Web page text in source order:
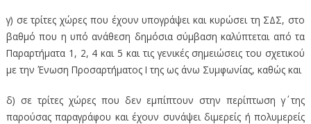
γ) σε τρίτες χώρες που έχουν υπογράψει και κυρώσει τη ΣΔΣ, στο
βαθμό που η υπό ανάθεση δημόσια σύμβαση καλύπτεται από τα
Παραρτήματα 1, 2, 4 και 5 και τις γενικές σημειώσεις του σχετικού
με την Ένωση Προσαρτήματος I της ως άνω Συμφωνίας, καθώς και
δ) σε τρίτες χώρες που δεν εμπίπτουν στην περίπτωση γ΄ της
παρούσας παραγράφου και έχουν συνάψει διμερείς ή πολυμερείς